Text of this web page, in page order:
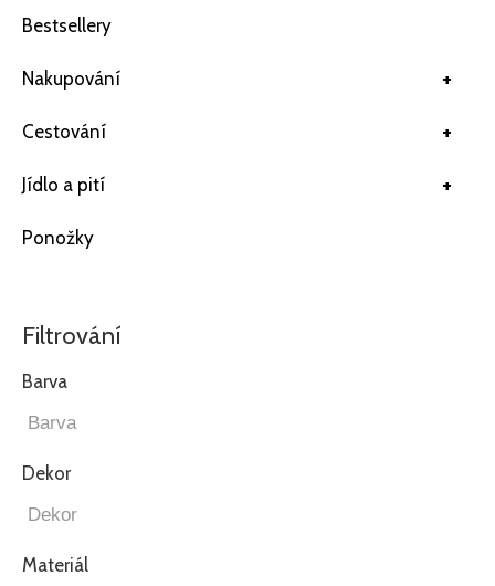
Bestsellery
+
Nakupování
+
Cestování
+
Jídlo a pití
Ponožky
Filtrování
Barva
Dekor
Materiál